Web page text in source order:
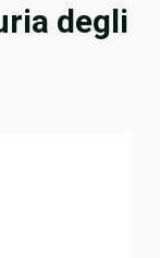
degli